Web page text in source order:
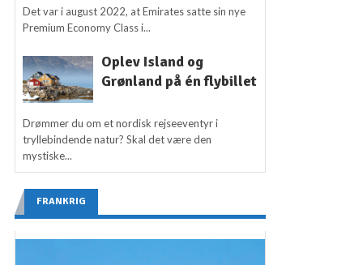
Det var i august 2022, at Emirates satte sin nye
Premium Economy Class i...
Oplev Island og
Grønland på én flybillet
Drømmer du om et nordisk rejseeventyr i
tryllebindende natur? Skal det være den
mystiske...
FRANKRIG